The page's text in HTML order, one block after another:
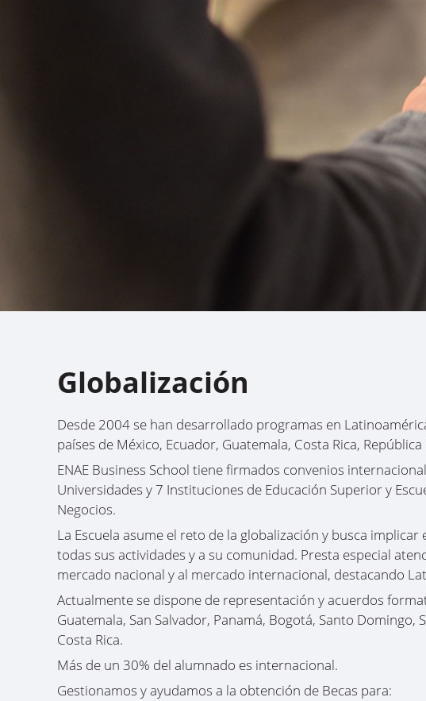
Globalización
Desde 2004 se han desarrollado programas en
países de México, Ecuador, Guatemala, Costa Rica,
ENAE Business School tiene firmados convenios
Universidades y 7 Instituciones de Educación Superior y
Negocios.
La Escuela asume el reto de la globalización y busca implicar
todas sus actividades y a su comunidad. Presta especial
mercado nacional y al mercado internacional, destacando
Actualmente se dispone de representación y acuerdos
Guatemala, San Salvador, Panamá, Bogotá, Santo Domingo,
Costa Rica.
Más de un 30% del alumnado es internacional.
Gestionamos y ayudamos a la obtención de Becas para: